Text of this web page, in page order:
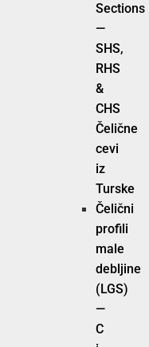
Sections
—
SHS,
RHS
&
CHS
Čelične
cevi
iz
Turske
Čelični
profili
male
debljine
(LGS)
—
C